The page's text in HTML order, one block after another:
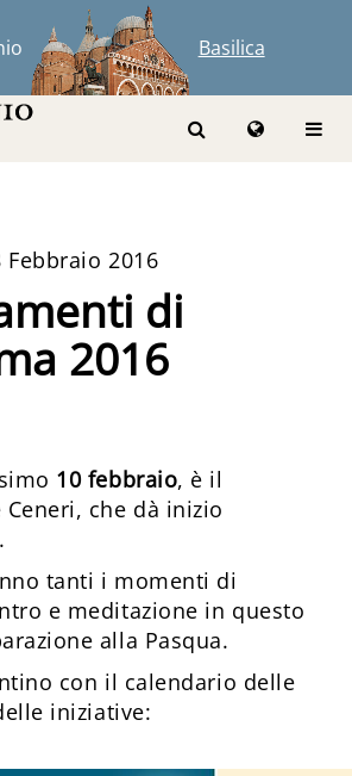
Basilica
2016
di
2016
10 febbraio, è il
che dà inizio
.
tanti i momenti di
e meditazione in questo
alla Pasqua.
con il calendario delle
iniziative: